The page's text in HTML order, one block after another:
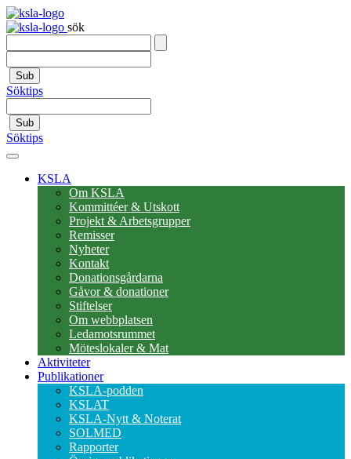
sök
Sub
Söktips
Sub
Söktips
KSLA
Om KSLA
Kommittéer & Utskott
Projekt & Arbetsgrupper
Remisser
Nyheter
Kontakt
Donationsgårdarna
Gåvor & donationer
Stiftelser
Om webbplatsen
Ledamotsrummet
Möteslokaler & Mat
Aktiviteter
Publikationer
KSLA-podden
KSLAT
KSLA-Nytt & Noterat
SOLMED
Rapporter